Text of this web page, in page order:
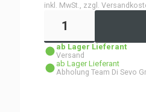
inkl. MwSt., zzgl.
ab Lager Lieferant
Versand
ab Lager Lieferant
Abholung Team Di Sevo